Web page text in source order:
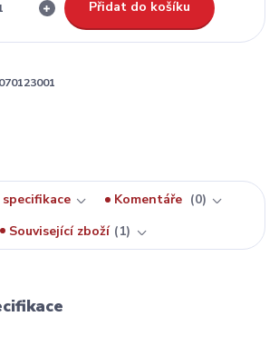
Přidat do košíku
Komentáře
0
Související zboží
1